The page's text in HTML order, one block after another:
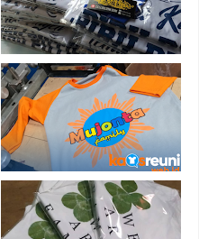
kaosreuni.web.id
Sablon Kaos Reuni Murah Raglan
Kombinasi Warna Warni - Kaos Reuni
Online
Sablon Kaos Family Bahan Cotton
Combed Adem - Kaos Reuni